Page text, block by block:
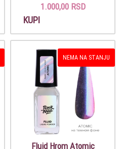
1.000,00 RSD
KUPI
NEMA NA STANJU
Fluid Hrom Atomic